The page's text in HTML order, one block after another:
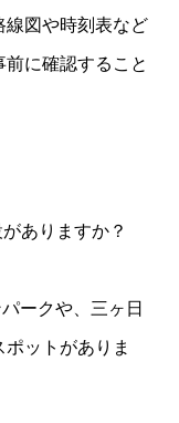
線図や時刻表など
に確認すること
ありますか？
ークや、三ヶ日
ットがありま